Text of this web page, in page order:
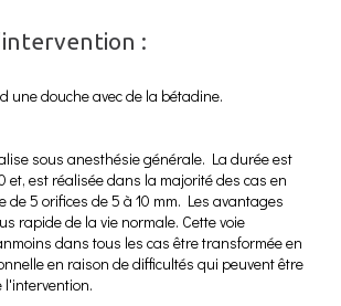
:
une douche avec de la bétadine.
sous anesthésie générale. La durée est
et, est réalisée dans la majorité des cas en
de 5 orifices de 5 à 10 mm. Les avantages
rapide de la vie normale. Cette voie
dans tous les cas être transformée en
en raison de difficultés qui peuvent être
l'intervention.